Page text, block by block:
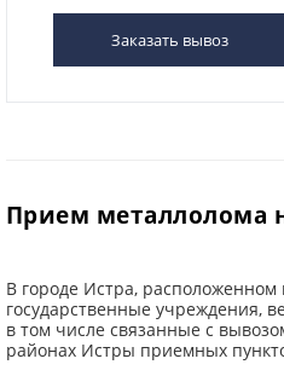
Заказать вывоз
Прием металлолома
В городе Истра,
государственные учреждения,
в том числе связанные с
районах Истры приемных